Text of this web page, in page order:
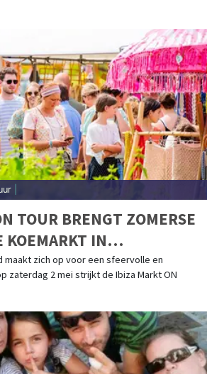
TOUR BRENGT ZOMERSE
KOEMARKT IN
maakt zich op voor een sfeervolle en
zaterdag 2 mei strijkt de Ibiza Markt ON